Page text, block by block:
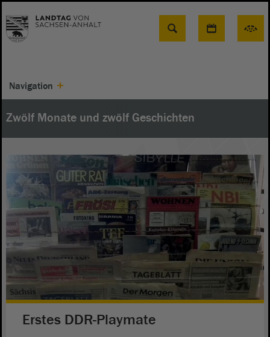
Suche
Navigation
Zwölf Monate und zwölf Geschichten
Erstes DDR-Playmate